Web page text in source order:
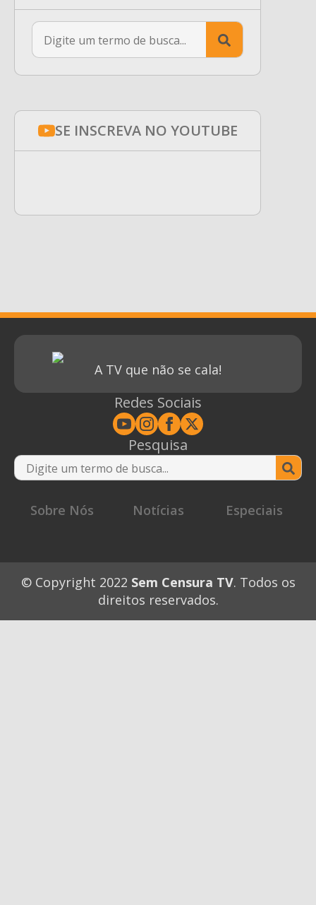
Search
for:
SE INSCREVA NO YOUTUBE
A TV que não se cala!
Redes Sociais
Pesquisa
Sobre Nós
Notícias Especiais
© Copyright 2022 Sem Censura TV. Todos os
direitos reservados.